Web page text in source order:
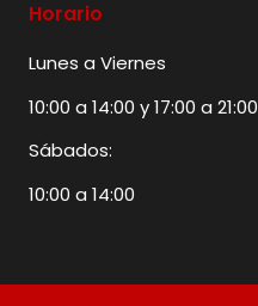
Horario
Lunes a Viernes
10:00 a 14:00 y 17:00 a 21:00
Sábados:
10:00 a 14:00